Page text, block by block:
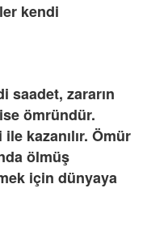
kendi
saadet, zararın
ömründür.
kazanılır. Ömür
ölmüş
için dünyaya